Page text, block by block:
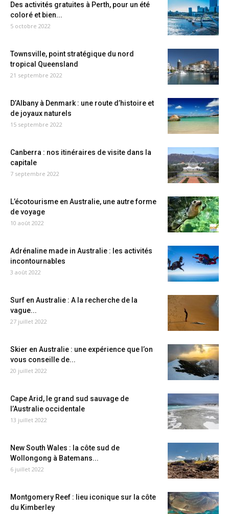
Des activités gratuites à Perth, pour un été
coloré et bien...
5 octobre 2022
Townsville, point stratégique du nord
tropical Queensland
21 septembre 2022
D’Albany à Denmark : une route d’histoire et
de joyaux naturels
15 septembre 2022
Canberra : nos itinéraires de visite dans la
capitale
7 septembre 2022
L’écotourisme en Australie, une autre forme
de voyage
10 août 2022
Adrénaline made in Australie : les activités
incontournables
3 août 2022
Surf en Australie : A la recherche de la
vague...
27 juillet 2022
Skier en Australie : une expérience que l’on
vous conseille de...
20 juillet 2022
Cape Arid, le grand sud sauvage de
l’Australie occidentale
13 juillet 2022
New South Wales : la côte sud de
Wollongong à Batemans...
6 juillet 2022
Montgomery Reef : lieu iconique sur la côte
du Kimberley